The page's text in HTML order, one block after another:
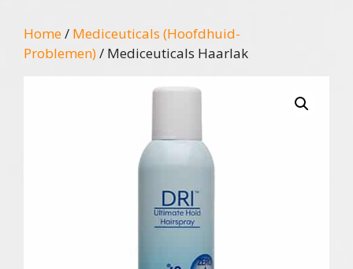
Home/ Mediceuticals (Hoofdhuid-
Problemen)/ Mediceuticals Haarlak